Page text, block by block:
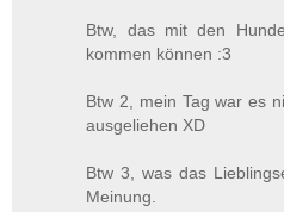
Btw, das mit den
kommen können :3
Btw 2, mein Tag war es
ausgeliehen XD
Btw 3, was das
Meinung.